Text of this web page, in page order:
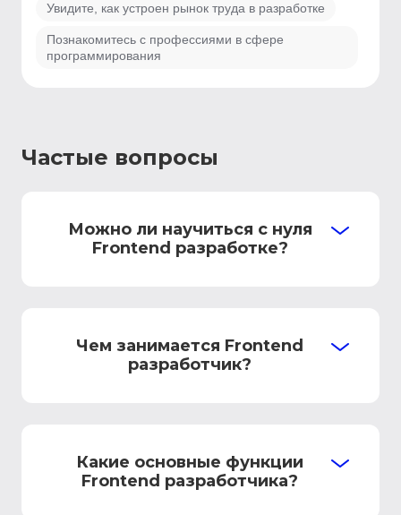
Увидите, как устроен рынок труда в разработке
Познакомитесь с профессиями в сфере
программирования
Частые вопросы
Можно ли научиться с нуля
Frontend разработке?
Чем занимается Frontend
разработчик?
Какие основные функции
Frontend разработчика?